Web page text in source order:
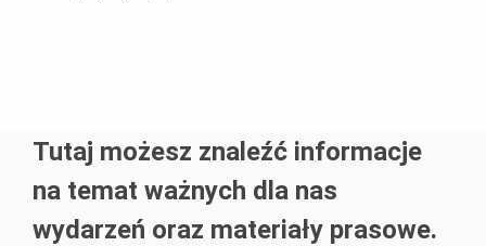
Tutaj możesz znaleźć informacje
na temat ważnych dla nas
wydarzeń oraz materiały prasowe.